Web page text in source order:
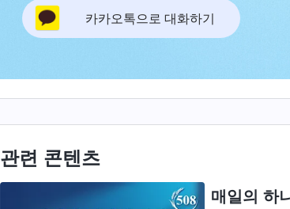
카카오톡으로 대화하기
관련 콘텐츠
매일의 하